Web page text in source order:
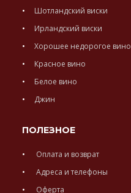
Шотландский виски
Ирландский виски
Хорошее недорогое вино
Красное вино
Белое вино
Джин
ПОЛЕЗНОЕ
Оплата и возврат
Адреса и телефоны
Оферта